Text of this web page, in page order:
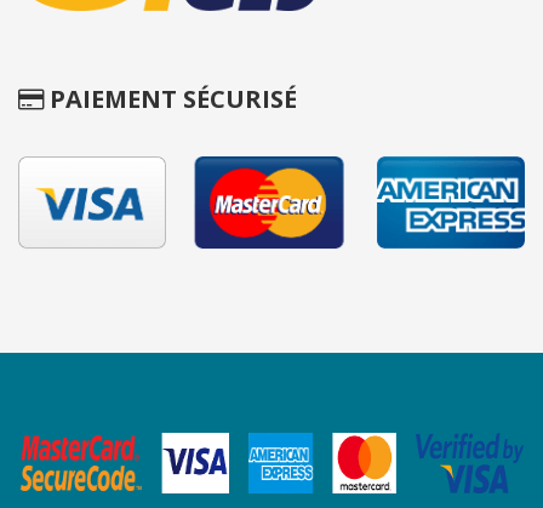
PAIEMENT SÉCURISÉ